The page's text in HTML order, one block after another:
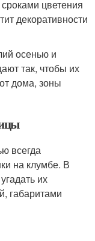
цветения
декоративности
осенью и
так, чтобы их
дома, зоны
всегда
на клумбе. В
их
габаритами